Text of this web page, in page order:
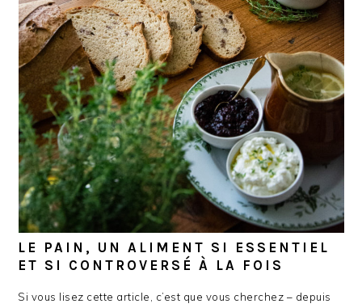
LE PAIN, UN ALIMENT SI ESSENTIEL
ET SI CONTROVERSÉ À LA FOIS
Si vous lisez cette article, c’est que vous cherchez – depuis